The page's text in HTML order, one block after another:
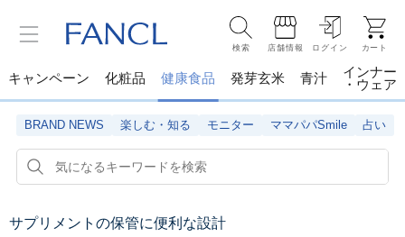
検索 店舗情報 ログイン カート
キャンペーン 化粧品 健康食品 発芽玄米 青汁
インナー
・ウェア
BRAND NEWS 楽しむ・知る モニター ママパパSmile 占い
サプリメントの保管に便利な設計